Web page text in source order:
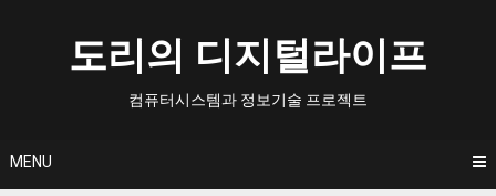
도리의 디지털라이프
컴퓨터시스템과 정보기술 프로젝트
MENU